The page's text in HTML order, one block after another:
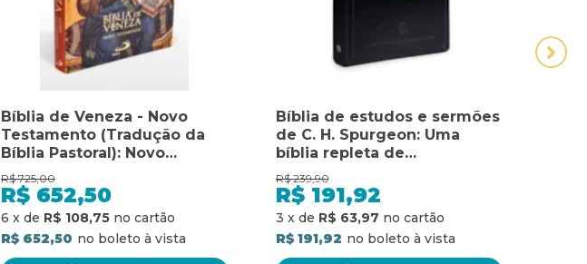
Bíblia de Veneza - Novo
Testamento (Tradução da
Bíblia Pastoral): Novo
Testamento - Tradução da
Bíblia Pastoral
R$ 725,00
R$ 652,50
6 x de R$ 108,75
R$ 652,50
Bíblia de estudos e sermões
de C. H. Spurgeon: Uma
bíblia repleta de
ferramentas para você
aprender com o príncipe
dos pregadores
R$ 239,90
R$ 191,92
3 x de R$ 63,97
R$ 191,92